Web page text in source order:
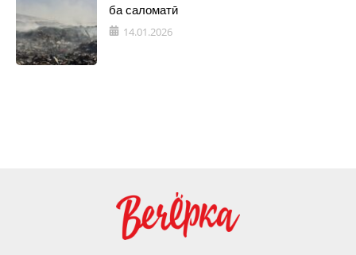
ба саломатӣ
14.01.2026